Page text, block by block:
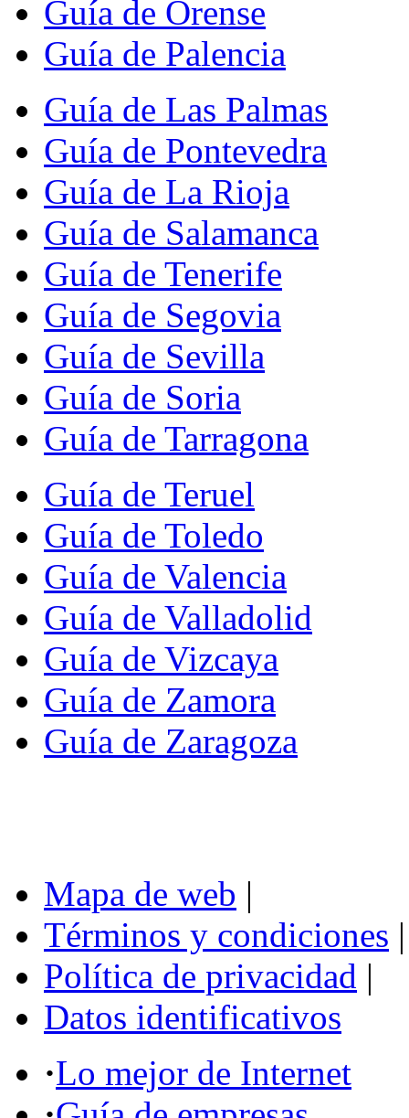
Guía de Orense
Guía de Palencia
Guía de Las Palmas
Guía de Pontevedra
Guía de La Rioja
Guía de Salamanca
Guía de Tenerife
Guía de Segovia
Guía de Sevilla
Guía de Soria
Guía de Tarragona
Guía de Teruel
Guía de Toledo
Guía de Valencia
Guía de Valladolid
Guía de Vizcaya
Guía de Zamora
Guía de Zaragoza
Mapa de web |
Términos y condiciones |
Política de privacidad |
Datos identificativos
·Lo mejor de Internet